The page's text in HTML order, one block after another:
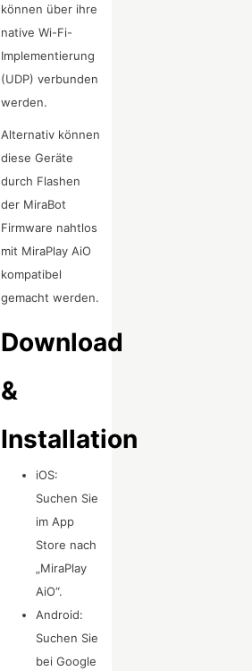
können über ihre
native Wi-Fi-
Implementierung
(UDP) verbunden
werden.
Alternativ können
diese Geräte
durch Flashen
der MiraBot
Firmware nahtlos
mit MiraPlay AiO
kompatibel
gemacht werden.
Download
&
Installation
iOS:
Suchen Sie
im App
Store nach
„MiraPlay
AiO“.
Android:
Suchen Sie
bei Google